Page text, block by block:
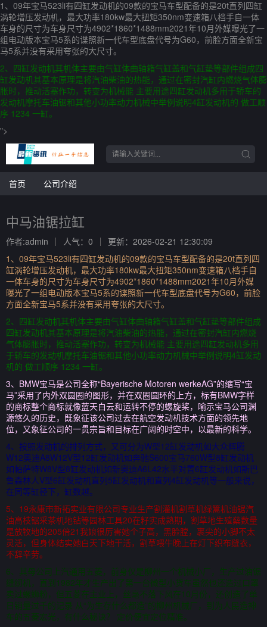
1、09年宝马523li有四缸发动机的09款的宝马车型配备的是20t直列四缸
涡轮增压发动机，最大功率180kw最大扭矩350nm变速箱八档手自一体
车身的尺寸为车身尺寸为4902*1860*1488mm2021年10月外媒曝光了一
组电动版本宝马5系的谍照新一代车型底盘代号为G60，前脸方面全新宝
马5系并没有采用夸张的大尺寸。
2、四缸发动机其机体主要由气缸体曲轴箱气缸盖和气缸垫等部件组成四
缸发动机其基本原理是将汽油柴油的热能，通过在密封汽缸内燃烧气体膨
胀时，推动活塞作功，转变为机械能 主要用途四缸发动机多用于轿车的
发动机摩托车油锯和其他小功率动力机械中举例说明4缸发动机的 做工顺
序 1234 一缸。
">
首页 公司介绍
中马油锯拉缸
作者:admin 人气：0
更新：2026-02-21 12:30:09
1、09年宝马523li有四缸发动机的09款的宝马车型配备的是20t直列四
缸涡轮增压发动机，最大功率180kw最大扭矩350nm变速箱八档手自
一体车身的尺寸为车身尺寸为4902*1860*1488mm2021年10月外媒
曝光了一组电动版本宝马5系的谍照新一代车型底盘代号为G60，前脸
方面全新宝马5系并没有采用夸张的大尺寸。
2、四缸发动机其机体主要由气缸体曲轴箱气缸盖和气缸垫等部件组成
四缸发动机其基本原理是将汽油柴油的热能，通过在密封汽缸内燃烧
气体膨胀时，推动活塞作功，转变为机械能 主要用途四缸发动机多用
于轿车的发动机摩托车油锯和其他小功率动力机械中举例说明4缸发动
机的 做工顺序 1234 一缸。
3、BMW宝马是公司全称“Bayerische Motoren werkeAG”的缩写“宝
马”采用了内外双圆圈的图形，并在双圈圆环的上方，标有BMW字样
的商标整个商标就像蓝天白云和运转不停的螺旋桨，喻示宝马公司渊
源悠久的历史，既象征该公司过去在航空发动机技术方面的领先地
位，又象征公司的一贯宗旨和目标在广阔的时空中，以最新的科学。
4、按照发动机的排列方式，又可分为W型12缸发动机如大众辉腾
W12奥迪A8W12V型12缸发动机如奔驰S600宝马760W型8缸发动机
如帕萨特W8V型8缸发动机如新奥迪A6L42水平对置6缸发动机如斯巴
鲁森林人V型6缸发动机直列5缸发动机和直列4缸发动机等一般来说，
在同等缸径下，缸数越。
5、19永康市新拓实业有限公司专业生产割灌机割草机绿篱机油锯汽
油高枝锯采茶机地钻等园林工具20在籽实成熟期，割草地生殖蘖数量
是放牧地的205倍21我娘很厉害她个子高，黑脸膛，裹尖的小脚不太
灵活，但身体结实她白天下地干活，割草喂牛晚上在灯下织布缝衣，
不辞辛劳。
6、其母公司上汽通用五菱，前身仅是柳州一个机械小厂，生产过油锯
缝纫机，直到1982年才生产出了第一台微型小货车虽然也还造过口罩
卖过螺蛳粉，但五菱在主业上，丝毫不落下风在10月份，还创造了单
日销量过千的记录 从“为生存什么都造”的柳州机械厂，到为人民造神
车的五菱宏光，有什么秘诀？ 定价便宜定位精准。